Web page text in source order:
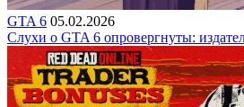
GTA 6 05.02.2026
Слухи о GTA 6 опровергнуты: